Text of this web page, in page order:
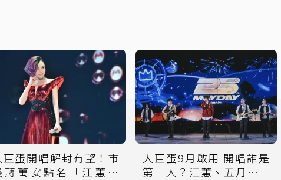
巨蛋開唱解封有望！市
蔣萬安點名「江蕙復
大巨蛋9月啟用 開唱誰是
第一人？江蕙、五月天都